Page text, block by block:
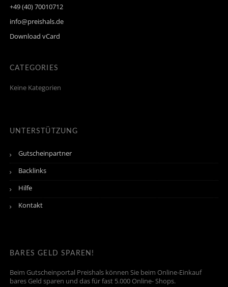
+49 (40) 70010712
info@preishals.de
Download vCard
CATEGORIES
Keine Kategorien
UNTERSTÜTZUNG
Gutscheinpartner
Backlinks
Hilfe
Kontakt
BARES GELD SPAREN!
Beim Gutscheinportal Preishals können Sie beim Online-Einkauf
bares Geld sparen und das für fast 5.000 Online- Shops.